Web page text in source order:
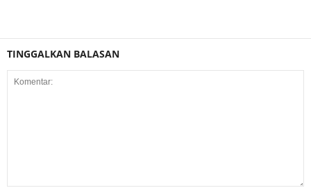
TINGGALKAN BALASAN